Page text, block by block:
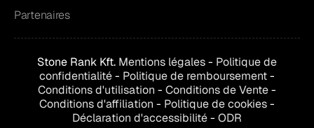
Partenaires
Stone Rank Kft. Mentions légales- Politique de
confidentialité- Politique de remboursement-
Conditions d'utilisation - Conditions deVente-
Conditions d'affiliation - Politique de cookies-
Déclaration d'accessibilité- ODR